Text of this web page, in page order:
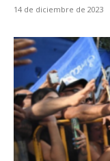
14 de diciembre de 2023